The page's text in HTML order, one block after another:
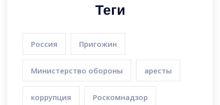
Теги
Россия Пригожин
Министерство обороны аресты
коррупция Роскомнадзор